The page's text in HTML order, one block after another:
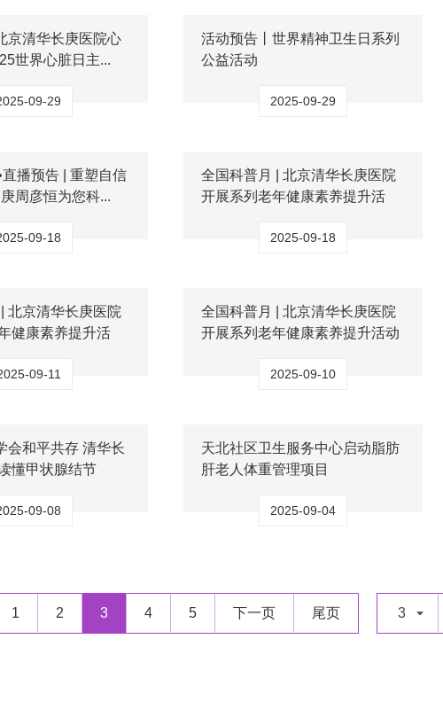
京清华长庚医院心
世界心脏日主...
09-29
活动预告丨世界精神卫生日系列
公益活动
2025-09-29
播预告 | 重塑自信
周彦恒为您科...
09-18
全国科普月 | 北京清华长庚医院
开展系列老年健康素养提升活
2025-09-18
北京清华长庚医院
健康素养提升活
09-11
全国科普月 | 北京清华长庚医院
开展系列老年健康素养提升活动
2025-09-10
会和平共存 清华长
懂甲状腺结节
09-08
天北社区卫生服务中心启动脂肪
肝老人体重管理项目
2025-09-04
1 2 3 4 5 下一页 尾页 3